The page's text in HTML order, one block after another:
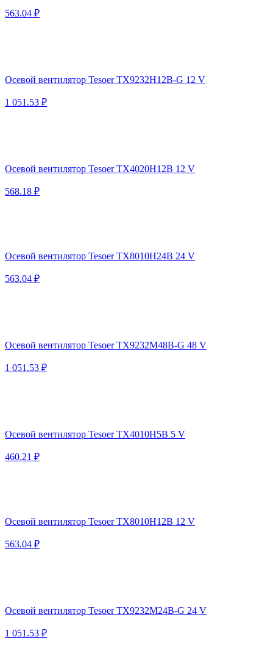
563.04 ₽
Осевой вентилятор Tesoer TX9232H12B-G 12 V
1 051.53 ₽
Осевой вентилятор Tesoer TX4020H12B 12 V
568.18 ₽
Осевой вентилятор Tesoer TX8010H24B 24 V
563.04 ₽
Осевой вентилятор Tesoer TX9232M48B-G 48 V
1 051.53 ₽
Осевой вентилятор Tesoer TX4010H5B 5 V
460.21 ₽
Осевой вентилятор Tesoer TX8010H12B 12 V
563.04 ₽
Осевой вентилятор Tesoer TX9232M24B-G 24 V
1 051.53 ₽